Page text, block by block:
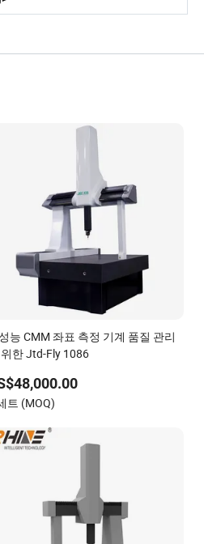
능 CMM 좌표 측정 기계 품질 관리
한 Jtd-Fly 1086
트 (MOQ)